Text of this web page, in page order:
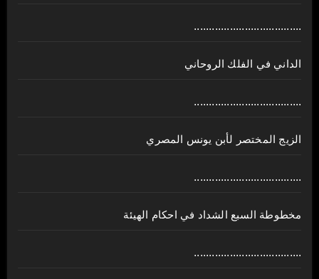
....................................
الداني في الفلك الروحاني
....................................
الزيج المختصر لأبن يونس المصري
....................................
مخطوطة السبع الشداد في احكام الهيئة
....................................